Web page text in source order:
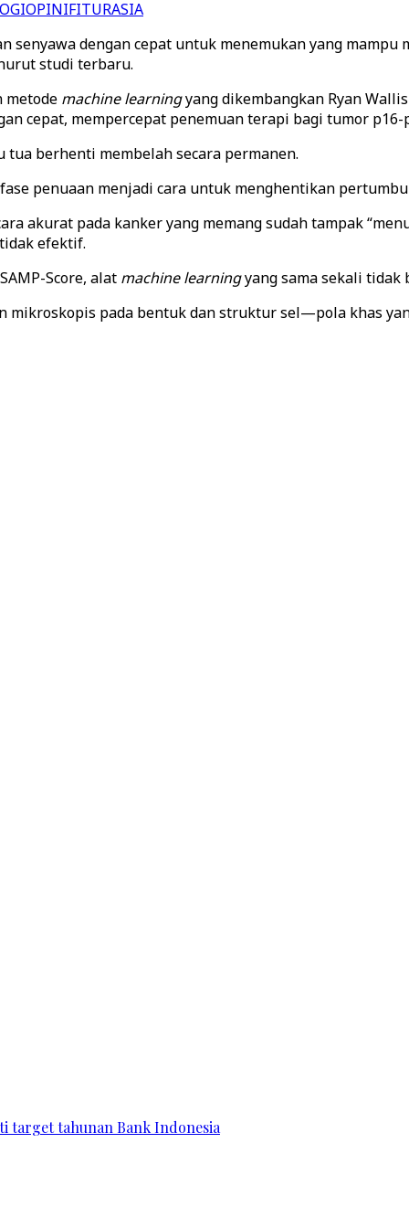
OPINIFITURASIA
senyawa dengan cepat untuk menemukan yang mampu
studi terbaru.
metode machine learningyang dikembangkan Ryan
cepat, mempercepat penemuan terapi bagi tumor
berhenti membelah secara permanen.
penuaan menjadi cara untuk menghentikan
akurat pada kanker yang memang sudah tampak
efektif.
Score, alat machine learningyang sama sekali tidak
mikroskopis pada bentuk dan struktur sel—pola khas
target tahunan Bank Indonesia